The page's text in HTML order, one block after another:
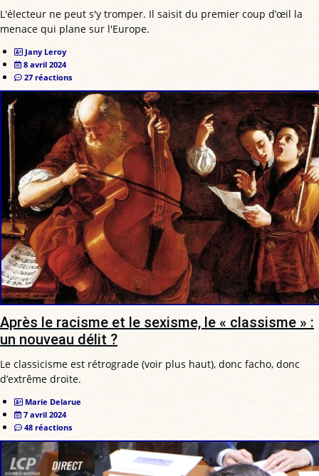
L'électeur ne peut s'y tromper. Il saisit du premier coup d’œil la
menace qui plane sur l'Europe.
Jany Leroy
8 avril 2024
27 réactions
Après le racisme et le sexisme, le « classisme » :
un nouveau délit ?
Le classicisme est rétrograde (voir plus haut), donc facho, donc
d’extrême droite.
Marie Delarue
7 avril 2024
48 réactions